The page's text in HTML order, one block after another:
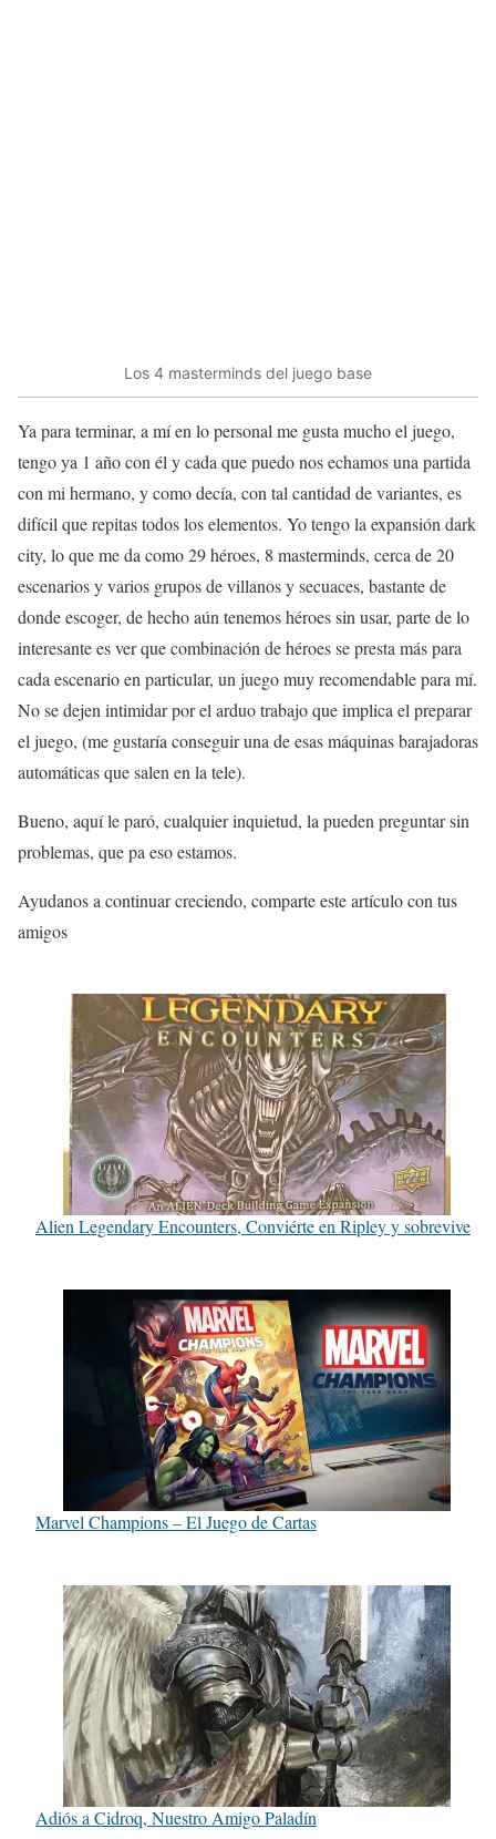
Los 4 masterminds del juego base
Ya para terminar, a mí en lo personal me gusta mucho el juego,
tengo ya 1 año con él y cada que puedo nos echamos una partida
con mi hermano, y como decía, con tal cantidad de variantes, es
difícil que repitas todos los elementos. Yo tengo la expansión dark
city, lo que me da como 29 héroes, 8 masterminds, cerca de 20
escenarios y varios grupos de villanos y secuaces, bastante de
donde escoger, de hecho aún tenemos héroes sin usar, parte de lo
interesante es ver que combinación de héroes se presta más para
cada escenario en particular, un juego muy recomendable para mí.
No se dejen intimidar por el arduo trabajo que implica el preparar
el juego, (me gustaría conseguir una de esas máquinas barajadoras
automáticas que salen en la tele).
Bueno, aquí le paró, cualquier inquietud, la pueden preguntar sin
problemas, que pa eso estamos.
Ayudanos a continuar creciendo, comparte este artículo con tus
amigos
Alien Legendary Encounters, Conviérte en Ripley y sobrevive
Marvel Champions – El Juego de Cartas
Adiós a Cidroq, Nuestro Amigo Paladín